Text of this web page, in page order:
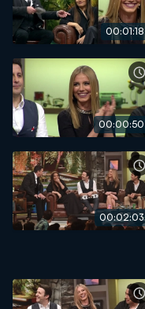
00:01:18
00:00:50
00:02:03